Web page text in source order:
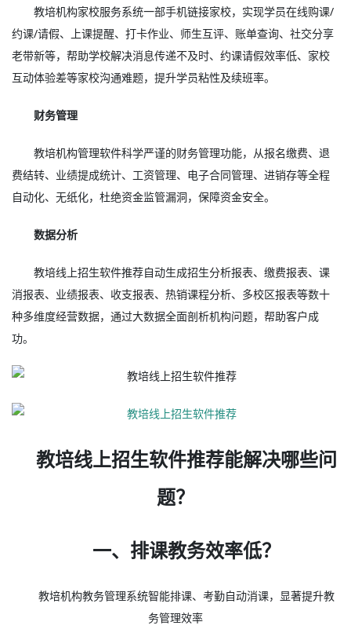
教培机构家校服务系统一部手机链接家校，实现学员在线购课/
约课/请假、上课提醒、打卡作业、师生互评、账单查询、社交分享
老带新等，帮助学校解决消息传递不及时、约课请假效率低、家校
互动体验差等家校沟通难题，提升学员粘性及续班率。
财务管理
教培机构管理软件科学严谨的财务管理功能，从报名缴费、退
费结转、业绩提成统计、工资管理、电子合同管理、进销存等全程
自动化、无纸化，杜绝资金监管漏洞，保障资金安全。
数据分析
教培线上招生软件推荐自动生成招生分析报表、缴费报表、课
消报表、业绩报表、收支报表、热销课程分析、多校区报表等数十
种多维度经营数据，通过大数据全面剖析机构问题，帮助客户成
功。
教培线上招生软件推荐能解决哪些问
题？
一、排课教务效率低？
教培机构教务管理系统智能排课、考勤自动消课，显著提升教
务管理效率